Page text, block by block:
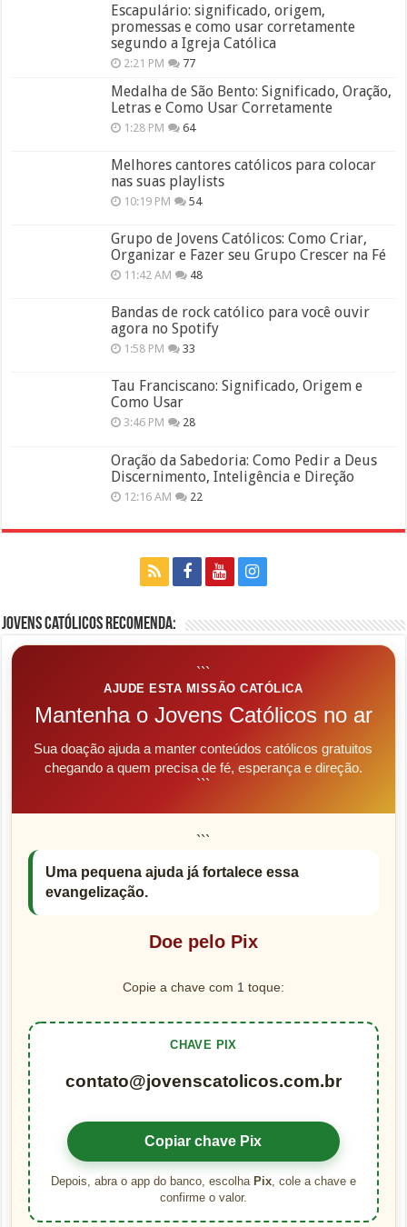
Escapulário: significado, origem,
promessas e como usar corretamente
segundo a Igreja Católica
2:21 PM 77
Medalha de São Bento: Significado, Oração,
Letras e Como Usar Corretamente
1:28 PM 64
Melhores cantores católicos para colocar
nas suas playlists
10:19 PM 54
Grupo de Jovens Católicos: Como Criar,
Organizar e Fazer seu Grupo Crescer na Fé
11:42 AM 48
Bandas de rock católico para você ouvir
agora no Spotify
1:58 PM 33
Tau Franciscano: Significado, Origem e
Como Usar
3:46 PM 28
Oração da Sabedoria: Como Pedir a Deus
Discernimento, Inteligência e Direção
12:16 AM 22
Jovens Católicos Recomenda:
```
AJUDE ESTA MISSÃO CATÓLICA
Mantenha o Jovens Católicos no ar
Sua doação ajuda a manter conteúdos católicos gratuitos
chegando a quem precisa de fé, esperança e direção.
```
```
Uma pequena ajuda já fortalece essa
evangelização.
Doe pelo Pix
Copie a chave com 1 toque:
CHAVE PIX
contato@jovenscatolicos.com.br
Copiar chave Pix
Depois, abra o app do banco, escolha Pix, cole a chave e
confirme o valor.